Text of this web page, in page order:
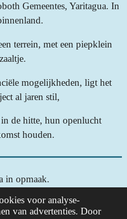
voor analyse-
van advertenties. Door
Gemeentes, Yaritagua. In
terrein, met een piepklein
zaaltje.
mogelijkheden, ligt het
al jaren stil,
de hitte, hun openlucht
houden.
in opmaak.